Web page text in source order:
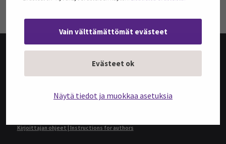
Vain välttämättömät evästeet
Evästeet ok
Näytä tiedot ja muokkaa asetuksia
@SEAMK-VERKKOLEHTI
Kirjoittajan ohjeet | Instructions for authors